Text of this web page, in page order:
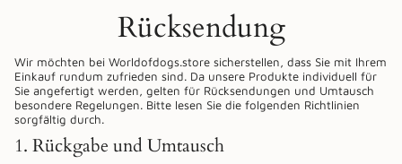
Rücksendung
Wir möchten bei Worldofdogs.store sicherstellen, dass Sie mit Ihrem
Einkauf rundum zufrieden sind. Da unsere Produkte individuell für
Sie angefertigt werden, gelten für Rücksendungen und Umtausch
besondere Regelungen. Bitte lesen Sie die folgenden Richtlinien
sorgfältig durch.
1. Rückgabe und Umtausch